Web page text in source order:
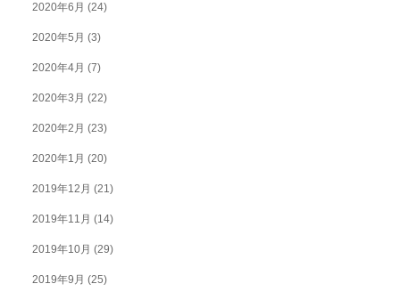
2020年6月 (24)
2020年5月 (3)
2020年4月 (7)
2020年3月 (22)
2020年2月 (23)
2020年1月 (20)
2019年12月 (21)
2019年11月 (14)
2019年10月 (29)
2019年9月 (25)